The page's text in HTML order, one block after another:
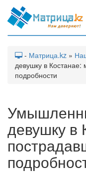
- Матрица.kz »
девушку в Костанае:
подробности
девушку в